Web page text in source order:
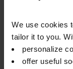
We use cookies
tailor it to you.
personalize
offer useful
African Mango